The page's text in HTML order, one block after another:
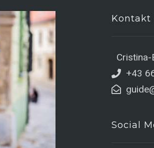
Kontakt
Cristina-
+43
Social